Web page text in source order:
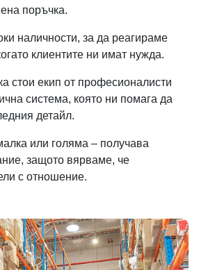
поръчка.
наличности, за да реагираме
клиентите ни имат нужда.
стои екип от професионалисти
система, която ни помага да
детайл.
или голяма – получава
защото вярваме, че
с отношение.